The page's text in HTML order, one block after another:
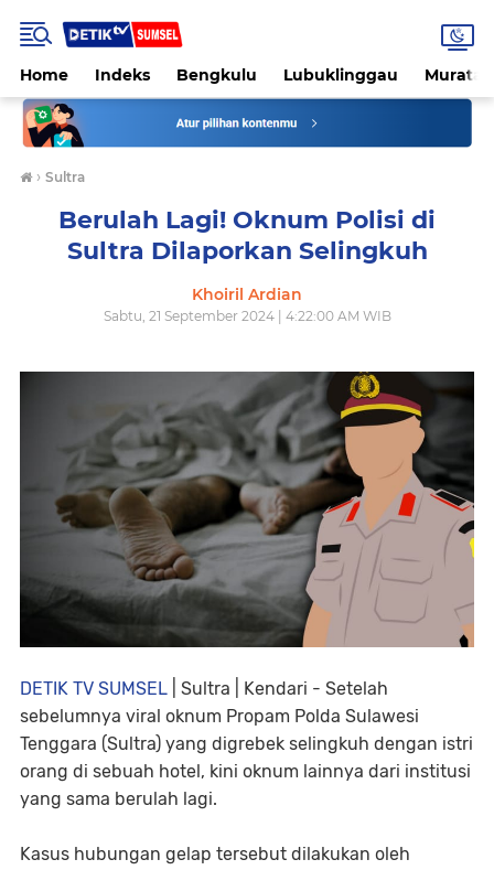
Home Indeks Bengkulu Lubuklinggau
› Sultra
Berulah Lagi! Oknum Polisi di
Sultra Dilaporkan Selingkuh
Khoiril Ardian
Sabtu, 21 September 2024 | 4:22:00 AM WIB
DETIK TV SUMSEL | Sultra | Kendari - Setelah
sebelumnya viral oknum Propam Polda Sulawesi
Tenggara (Sultra) yang digrebek selingkuh dengan istri
orang di sebuah hotel, kini oknum lainnya dari institusi
yang sama berulah lagi.
Kasus hubungan gelap tersebut dilakukan oleh